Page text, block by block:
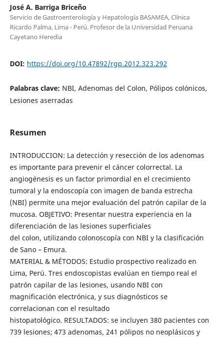
José A. Barriga Briceño
Servicio de Gastroenterología y Hepatología BASAMEA, Clínica
Ricardo Palma, Lima - Perú. Profesor de la Universidad Peruana
Cayetano Heredia
DOI: https://doi.org/10.47892/rgp.2012.323.292
Palabras clave: NBI, Adenomas del Colon, Pólipos colónicos,
Lesiones aserradas
Resumen
INTRODUCCION: La detección y resección de los adenomas
es importante para prevenir el cáncer colorrectal. La
angiogénesis es un factor primordial en el crecimiento
tumoral y la endoscopía con imagen de banda estrecha
(NBI) permite una mejor evaluación del patrón capilar de la
mucosa. OBJETIVO: Presentar nuestra experiencia en la
diferenciación de las lesiones superficiales
del colon, utilizando colonoscopía con NBI y la clasificación
de Sano – Emura.
MATERIAL & MÉTODOS: Estudio prospectivo realizado en
Lima, Perú. Tres endoscopistas evalúan en tiempo real el
patrón capilar de las lesiones, usando NBI con
magnificación electrónica, y sus diagnósticos se
correlacionan con el resultado
histopatológico. RESULTADOS: se incluyen 380 pacientes con
739 lesiones; 473 adenomas, 241 pólipos no neoplásicos y